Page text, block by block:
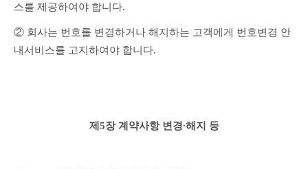
스를 제공하여야 합니다.
② 회사는 번호를 변경하거나 해지하는 고객에게 번호변경 안
내서비스를 고지하여야 합니다.
제5장 계약사항 변경∙해지 등